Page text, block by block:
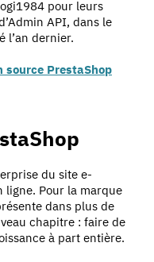
pour leurs
API, dans le
l’an dernier.
source PrestaShop
du site e-
ligne. Pour la marque
dans plus de
chapitre : faire de
à part entière.